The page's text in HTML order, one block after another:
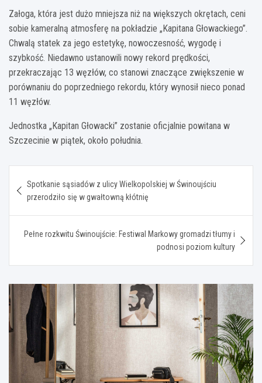
Załoga, która jest dużo mniejsza niż na większych okrętach, ceni
sobie kameralną atmosferę na pokładzie „Kapitana Głowackiego”.
Chwalą statek za jego estetykę, nowoczesność, wygodę i
szybkość. Niedawno ustanowili nowy rekord prędkości,
przekraczając 13 węzłów, co stanowi znaczące zwiększenie w
porównaniu do poprzedniego rekordu, który wynosił nieco ponad
11 węzłów.
Jednostka „Kapitan Głowacki” zostanie oficjalnie powitana w
Szczecinie w piątek, około południa.
wpisu
Spotkanie sąsiadów z ulicy Wielkopolskiej w Świnoujściu
przerodziło się w gwałtowną kłótnię
Pełne rozkwitu Świnoujście: Festiwal Markowy gromadzi tłumy i
podnosi poziom kultury